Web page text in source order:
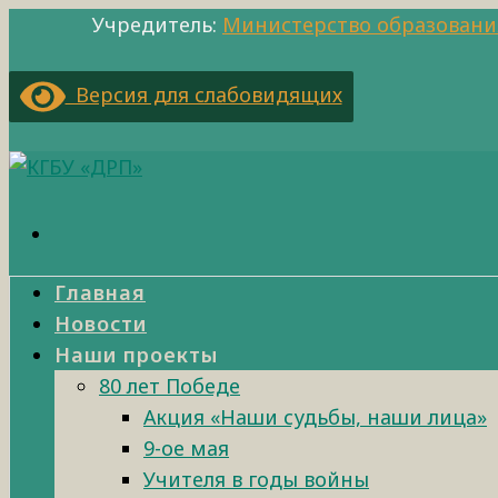
Учредитель: Министерство
Версия для слабовидящих
Главная
Новости
Наши проекты
80 лет Победе
Акция «Наши судьбы, наши лица»
9-ое мая
Учителя в годы войны